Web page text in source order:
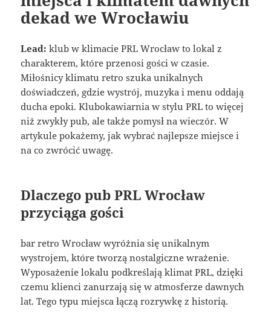
dekad we Wrocławiu
Lead: klub w klimacie PRL Wrocław to lokal z
charakterem, które przenosi gości w czasie.
Miłośnicy klimatu retro szuka unikalnych
doświadczeń, gdzie wystrój, muzyka i menu oddają
ducha epoki. Klubokawiarnia w stylu PRL to więcej
niż zwykły pub, ale także pomysł na wieczór. W
artykule pokażemy, jak wybrać najlepsze miejsce i
na co zwrócić uwagę.
Dlaczego pub PRL Wrocław
przyciąga gości
bar retro Wrocław wyróżnia się unikalnym
wystrojem, które tworzą nostalgiczne wrażenie.
Wyposażenie lokalu podkreślają klimat PRL, dzięki
czemu klienci zanurzają się w atmosferze dawnych
lat. Tego typu miejsca łączą rozrywkę z historią.